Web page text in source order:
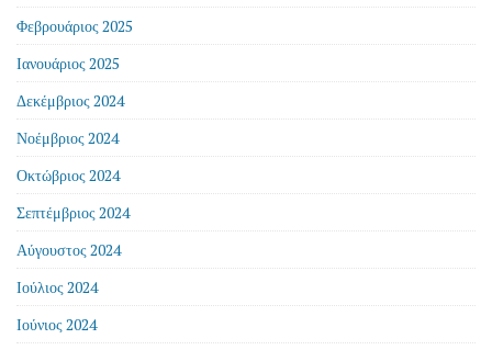
Φεβρουάριος 2025
Ιανουάριος 2025
Δεκέμβριος 2024
Νοέμβριος 2024
Οκτώβριος 2024
Σεπτέμβριος 2024
Αύγουστος 2024
Ιούλιος 2024
Ιούνιος 2024